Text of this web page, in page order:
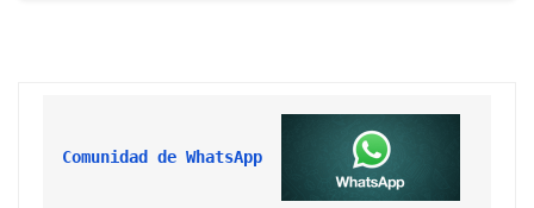
Comunidad de WhatsApp